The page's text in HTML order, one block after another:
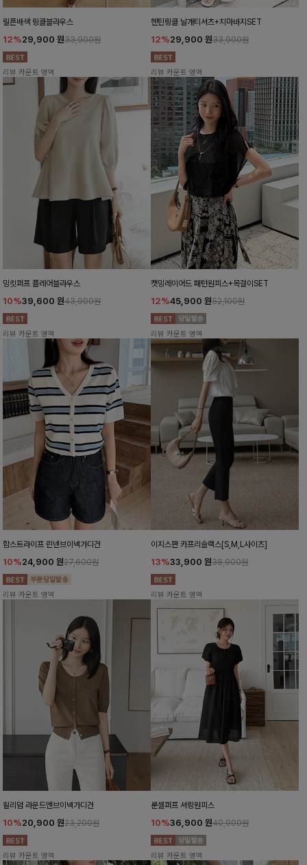
릴픈배색 링클블라우스
12%29,900 원33,900원
리뷰 카운트 영역
헨틴링클 날개티셔츠+치마바지SET
12%29,900 원33,900원
리뷰 카운트 영역
밍킷퍼프 플레어블라우스
10%39,600 원43,900원
리뷰 카운트 영역
캣밍레이어드 패턴원피스+목걸이SET
12%45,900 원52,100원
리뷰 카운트 영역
함스트라이프 린넨브이넥가디건
10%24,900 원27,600원
리뷰 카운트 영역
이지스판 카프리슬랙스[S,M,L사이즈]
13%33,900 원38,900원
리뷰 카운트 영역
윌리덤 라운드앤브이넥가디건
10%20,900 원23,200원
리뷰 카운트 영역
룬셀퍼프 셔링원피스
10%36,900 원40,900원
리뷰 카운트 영역